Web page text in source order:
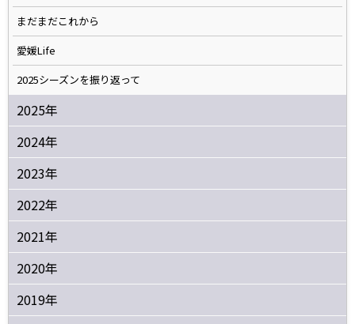
まだまだこれから
愛媛Life
2025シーズンを振り返って
2025年
2024年
2023年
2022年
2021年
2020年
2019年